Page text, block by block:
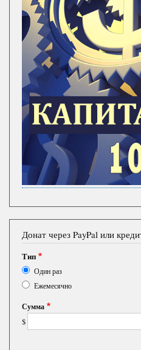
Донат через PayPal или
Тип
Один раз
Ежемесячно
Сумма
$